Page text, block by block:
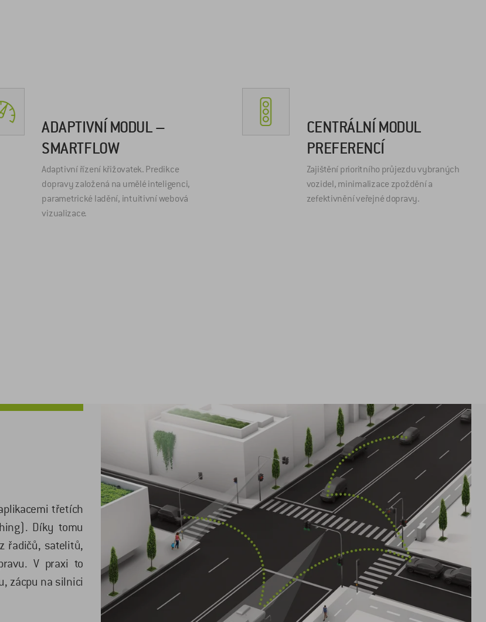
ADAPTIVNÍ MODUL –
SMARTFLOW
Adaptivní řízení křižovatek. Predikce
dopravy založená na umělé inteligenci,
parametrické ladění, intuitivní webová
vizualizace.
CENTRÁLNÍ MODUL
PREFERENCÍ
Zajištění prioritního průjezdu vybraných
vozidel, minimalizace zpoždění a
zefektivnění veřejné dopravy.
třetích
Díky tomu
řadičů, satelitů,
V praxi to
zácpu na silnici